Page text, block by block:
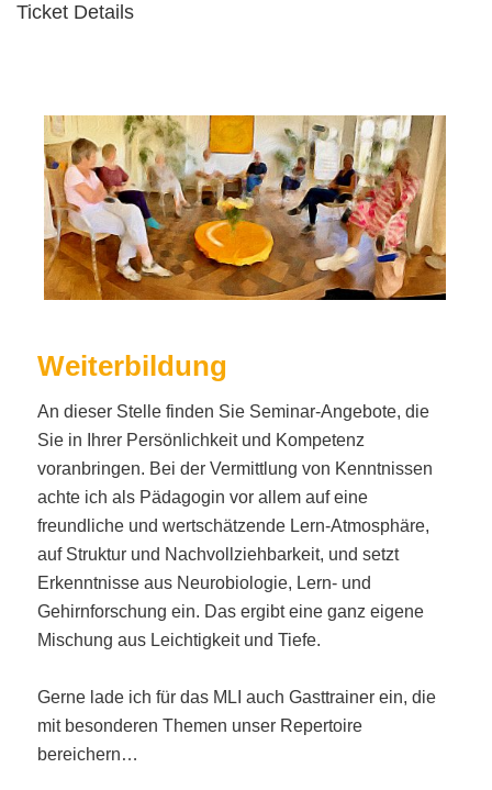
Ticket Details
Weiterbildung
An dieser Stelle finden Sie Seminar-Angebote, die
Sie in Ihrer Persönlichkeit und Kompetenz
voranbringen. Bei der Vermittlung von Kenntnissen
achte ich als Pädagogin vor allem auf eine
freundliche und wertschätzende Lern-Atmosphäre,
auf Struktur und Nachvollziehbarkeit, und setzt
Erkenntnisse aus Neurobiologie, Lern- und
Gehirnforschung ein. Das ergibt eine ganz eigene
Mischung aus Leichtigkeit und Tiefe.
Gerne lade ich für das MLI auch Gasttrainer ein, die
mit besonderen Themen unser Repertoire
bereichern…